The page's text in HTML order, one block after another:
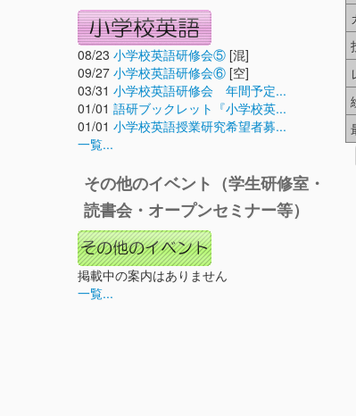
08/23 小学校英語研修会⑤ [混]
09/27 小学校英語研修会⑥ [空]
03/31 小学校英語研修会 年間予定...
01/01 語研ブックレット『小学校英...
01/01 小学校英語授業研究希望者募...
一覧...
その他のイベント（学生研修室・
読書会・オープンセミナー等）
掲載中の案内はありません
一覧...